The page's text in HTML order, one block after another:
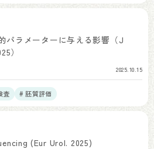
パラメーターに与える影響（J
）
2025.10.15
査 # 胚質評価
(Eur Urol. 2025)